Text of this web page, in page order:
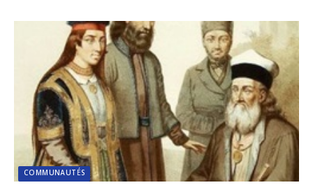
COMMUNAUTÉS